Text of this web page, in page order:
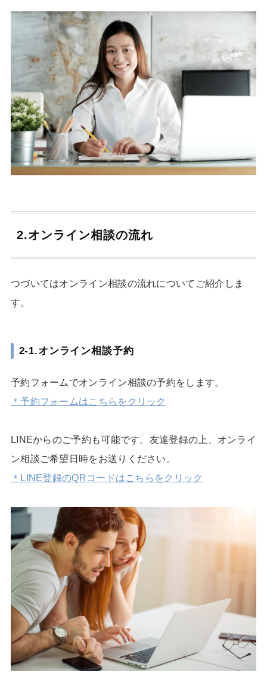
2.オンライン相談の流れ
つづいてはオンライン相談の流れについてご紹介しま
す。
2-1.オンライン相談予約
予約フォームでオンライン相談の予約をします。
＊予約フォームはこちらをクリック
LINEからのご予約も可能です。友達登録の上、オンライ
ン相談ご希望日時をお送りください。
＊LINE登録のQRコードはこちらをクリック